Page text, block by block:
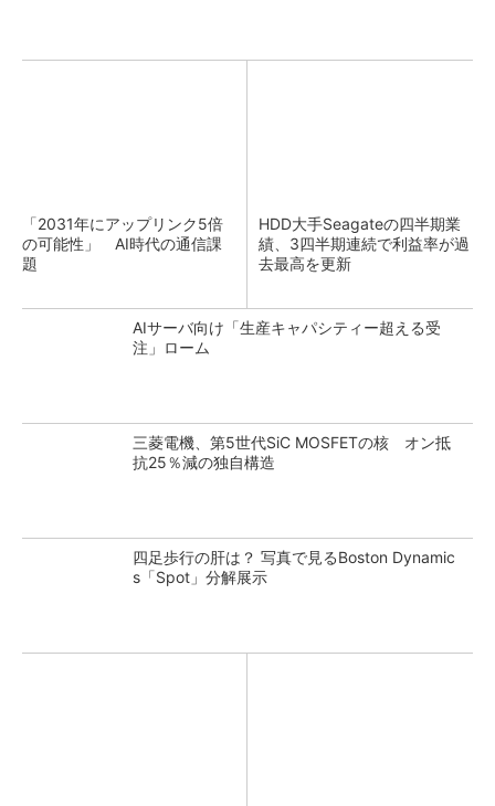
「2031年にアップリンク5倍
の可能性」 AI時代の通信課
題
HDD大手Seagateの四半期業
績、3四半期連続で利益率が過
去最高を更新
AIサーバ向け「生産キャパシティー超える受
注」ローム
三菱電機、第5世代SiC MOSFETの核 オン抵
抗25％減の独自構造
四足歩行の肝は？ 写真で見るBoston Dynamic
s「Spot」分解展示